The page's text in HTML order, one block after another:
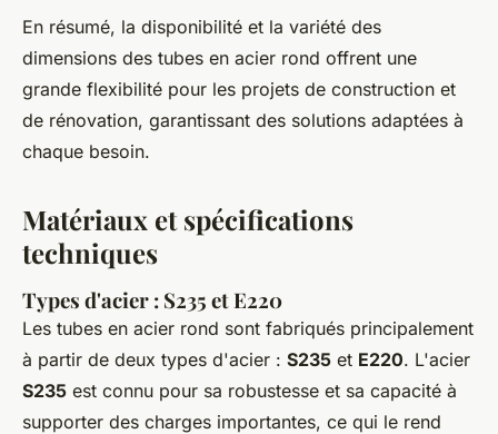
En résumé, la disponibilité et la variété des
dimensions des tubes en acier rond offrent une
grande flexibilité pour les projets de construction et
de rénovation, garantissant des solutions adaptées à
chaque besoin.
Matériaux et spécifications
techniques
Types d'acier : S235 et E220
Les tubes en acier rond sont fabriqués principalement
à partir de deux types d'acier : S235 et E220. L'acier
S235 est connu pour sa robustesse et sa capacité à
supporter des charges importantes, ce qui le rend